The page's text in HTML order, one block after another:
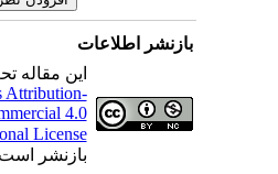
بازنشر اطلاعات
این مقاله
Attribution-
4.0
License
بازنشر است.